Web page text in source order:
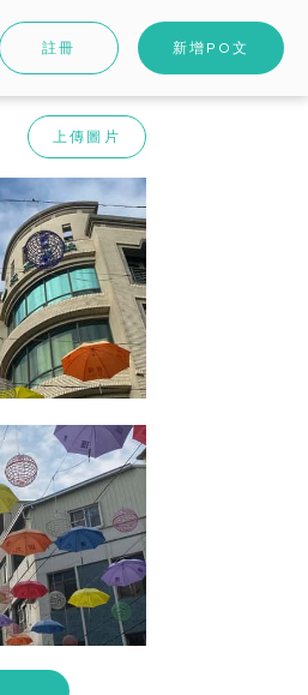
註冊 新增PO文
上傳圖片